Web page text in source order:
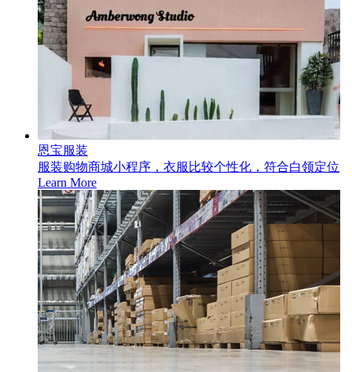
恩宝服装
服装购物商城小程序，衣服比较个性化，符合白领定位
Learn More